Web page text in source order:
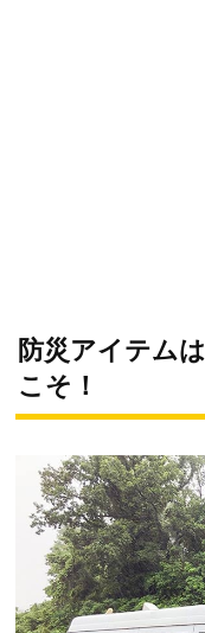
防災アイテム
こそ！